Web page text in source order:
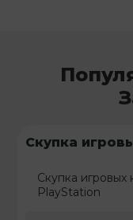
Скупка
Скупка игровых
PlayStation